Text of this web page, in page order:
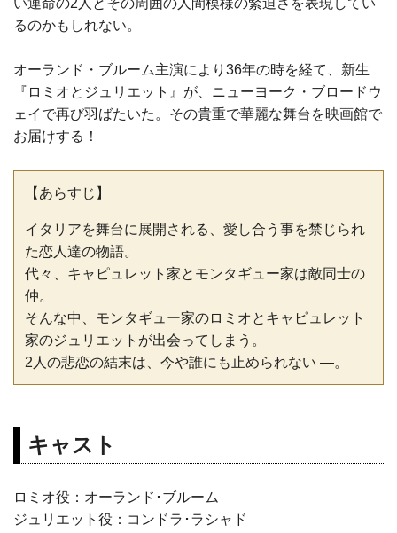
るのかもしれない。
オーランド・ブルーム主演により36年の時を経て、新生
『ロミオとジュリエット』が、ニューヨーク・ブロードウ
ェイで再び羽ばたいた。その貴重で華麗な舞台を映画館で
お届けする！
【あらすじ】
イタリアを舞台に展開される、愛し合う事を禁じられ
た恋人達の物語。
代々、キャピュレット家とモンタギュー家は敵同士の
仲。
そんな中、モンタギュー家のロミオとキャピュレット
家のジュリエットが出会ってしまう。
2人の悲恋の結末は、今や誰にも止められない ―。
キャスト
ロミオ役：オーランド･ブルーム
ジュリエット役：コンドラ･ラシャド